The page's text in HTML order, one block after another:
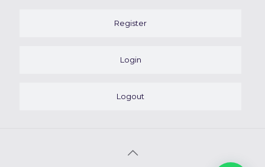
Register
Login
Logout